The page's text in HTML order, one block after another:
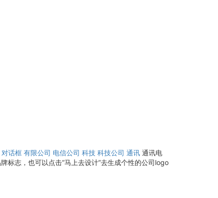
对话框 有限公司 电信公司 科技 科技公司 通讯 通讯电
标志，也可以点击“马上去设计”去生成个性的公司logo